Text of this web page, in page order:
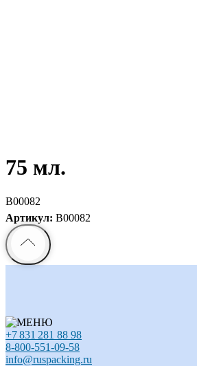
75 мл.
B00082
Артикул: B00082
+7 831 281 88 98
8-800-551-09-58
info@ruspacking.ru